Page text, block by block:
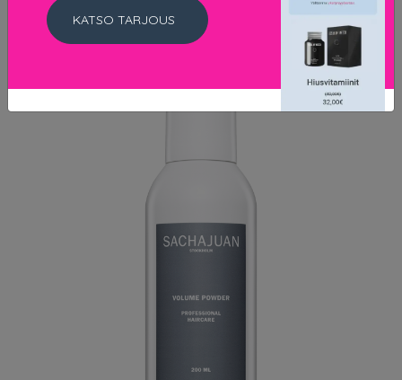
KATSO TARJOUS